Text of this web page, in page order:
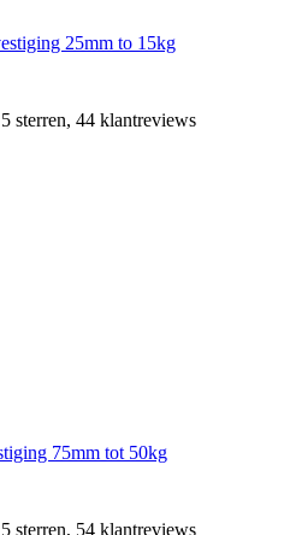
25mm to 15kg
sterren, 44 klantreviews
75mm tot 50kg
sterren, 54 klantreviews